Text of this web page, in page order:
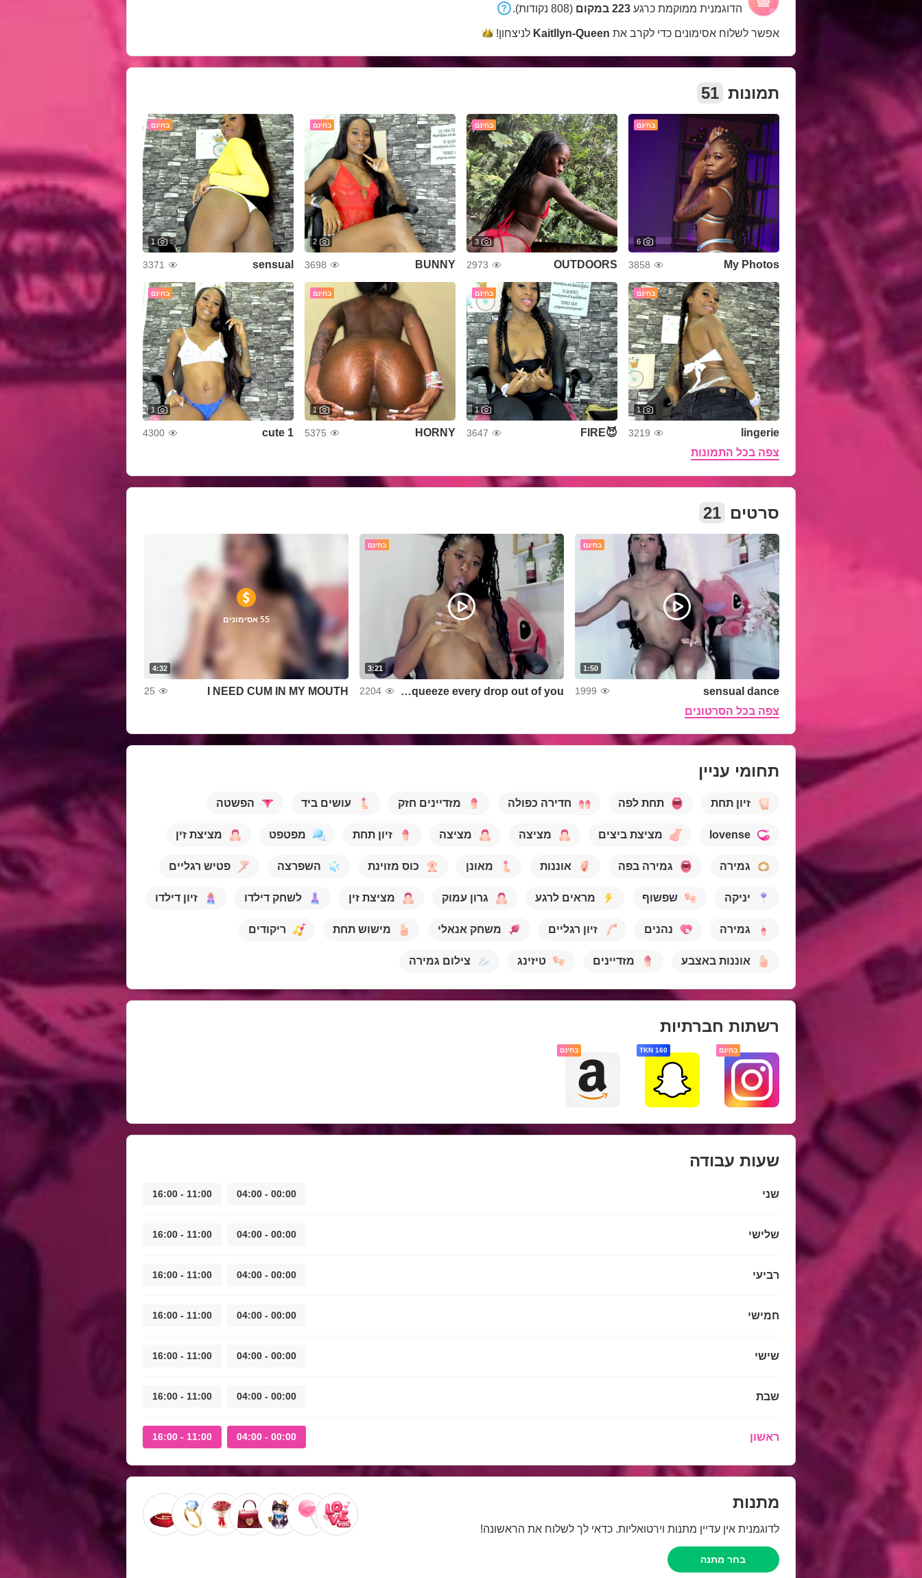
הדוגמנית ממוקמת כרגע 223 במקום (808 נקודות).
אפשר לשלוח אסימונים כדי לקרב את Kaitllyn-Queen לניצחון!
תמונות 51
בחינם
6
My Photos
3858
בחינם
3
OUTDOORS
2973
בחינם
2
BUNNY
3698
בחינם
1
sensual
3371
בחינם
1
lingerie
3219
בחינם
1
😈FIRE
3647
בחינם
1
HORNY
5375
בחינם
1
cute 1
4300
צפה בכל התמונות
סרטים 21
בחינם
1:50
sensual dance
1999
בחינם
3:21
I want to squeeze every drop out of you
2204
4:32
55 אסימונים
I NEED CUM IN MY MOUTH
25
צפה בכל הסרטונים
תחומי עניין
זיון תחת תחת לפה חדירה כפולה מזדיינים חזק עושים ביד הפשטה
lovense מציצת ביצים מציצה מציצה זיון תחת מפטפט מציצת זין
גמירה גמירה בפה אוננות מאונן כוס מזוינת השפרצה פטיש רגליים
יניקה שפשוף מראים לרגע גרון עמוק מציצת זין לשחק דילדו זיון דילדו
גמירה נהנים זיון רגליים משחק אנאלי מישוש תחת ריקודים
אוננות באצבע מזדיינים טיזינג צילום גמירה
רשתות חברתיות
בחינם 160 TKN בחינם
שעות עבודה
שני 00:00 - 04:00
11:00 - 16:00
שלישי 00:00 - 04:00
11:00 - 16:00
רביעי 00:00 - 04:00
11:00 - 16:00
חמישי 00:00 - 04:00
11:00 - 16:00
שישי 00:00 - 04:00
11:00 - 16:00
שבת 00:00 - 04:00
11:00 - 16:00
ראשון 00:00 - 04:00
11:00 - 16:00
מתנות
לדוגמנית אין עדיין מתנות וירטואליות. כדאי לך לשלוח את הראשונה!
בחר מתנה